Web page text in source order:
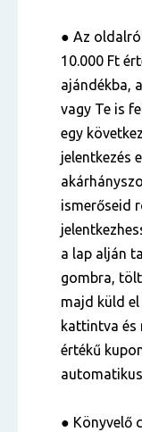
● Az
10.000 Ft
ajándékba,
vagy Te is
egy
jelentkezés
ismerőseid
a lap alján
gombra,
majd küld
kattintva és
értékű
● Könyvelő